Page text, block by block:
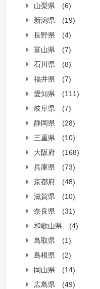
山梨県
(6)
新潟県
(19)
長野県
(4)
富山県
(7)
石川県
(8)
福井県
(7)
愛知県
(111)
岐阜県
(7)
静岡県
(28)
三重県
(10)
大阪府
(168)
兵庫県
(73)
京都府
(48)
滋賀県
(10)
奈良県
(31)
和歌山県
(4)
鳥取県
(1)
島根県
(2)
岡山県
(14)
広島県
(49)